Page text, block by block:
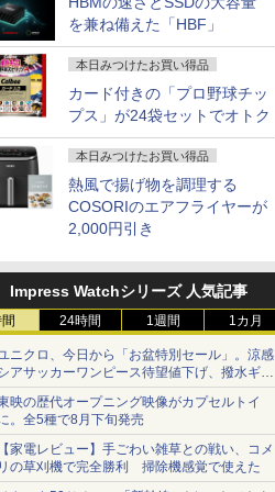
を兼ね備えた「HBF」
本日みつけたお買い得品
カード付きの「プロ野球チッ
プス」が24袋セットでオトク
本日みつけたお買い得品
熱風で揚げ物を調理する
COSORIのエアフライヤーが
2,000円引き
Impress Watchシリーズ 人気記事
24時間 1週間 1カ月
ニクロ、今日から「お盆特別セール」。涼感
アサッカーワンピース待望値下げ、撥水ギア
ョーツは1990円に
映の歴代オープニング映像がカプセルトイ
。全5種で8月下旬発売
家電レビュー】手ごわい雑草との戦い、コメ
の草刈機で完全勝利 掃除機感覚で使えた